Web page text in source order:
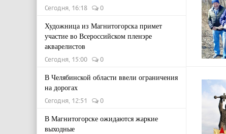
Сегодня, 16:18 0
Художница из Магнитогорска примет
участие во Всероссийском пленэре
акварелистов
Сегодня, 15:00 0
В Челябинской области ввели ограничения
на дорогах
Сегодня, 12:51 0
В Магнитогорске ожидаются жаркие
выходные